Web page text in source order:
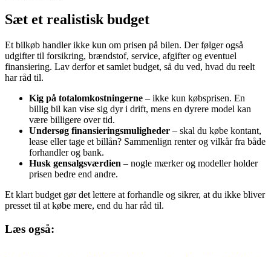
Sæt et realistisk budget
Et bilkøb handler ikke kun om prisen på bilen. Der følger også
udgifter til forsikring, brændstof, service, afgifter og eventuel
finansiering. Lav derfor et samlet budget, så du ved, hvad du reelt
har råd til.
Kig på totalomkostningerne – ikke kun købsprisen. En
billig bil kan vise sig dyr i drift, mens en dyrere model kan
være billigere over tid.
Undersøg finansieringsmuligheder – skal du købe kontant,
lease eller tage et billån? Sammenlign renter og vilkår fra både
forhandler og bank.
Husk gensalgsværdien – nogle mærker og modeller holder
prisen bedre end andre.
Et klart budget gør det lettere at forhandle og sikrer, at du ikke bliver
presset til at købe mere, end du har råd til.
Læs også: